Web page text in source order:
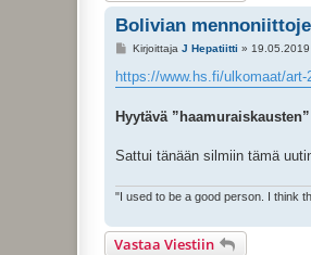
Bolivian
V
e
s
i
Kirjoittaja J Hepatiitti »
https://www.hs.fi/ulkomaat/art-
Hyytävä
Sattui tänään silmiin tämä
"I used to be a good person. I think
Vastaa Viestiin